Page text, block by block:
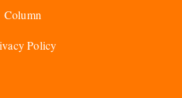
Column
Policy